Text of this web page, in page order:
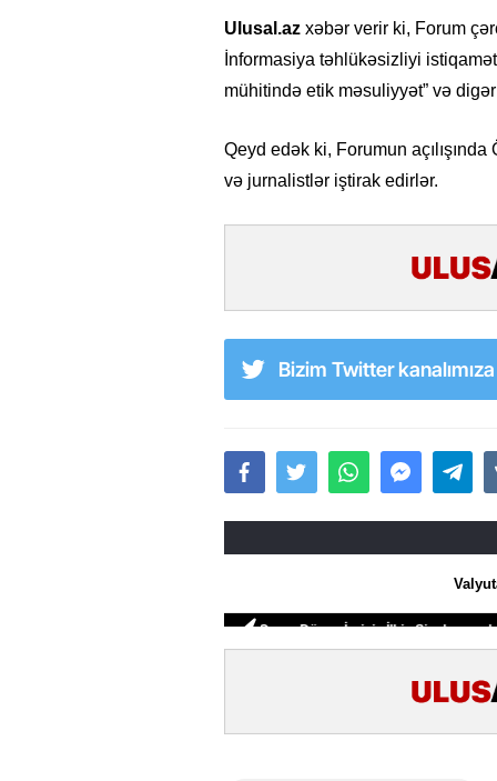
Ulusal.az xəbər verir ki, Forum
İnformasiya təhlükəsizliyi
mühitində etik məsuliyyət” və
Qeyd edək ki, Forumun
və jurnalistlər iştirak edirlər.
Bizim Twitter